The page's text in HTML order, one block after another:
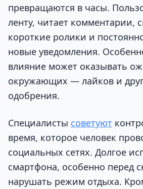
превращаются в часы.
ленту, читает комментарии,
короткие ролики и
новые уведомления.
влияние может оказывать
окружающих — лайков и
одобрения.
Специалисты советуют
время, которое человек
социальных сетях. Долгое
смартфона, особенно перед
нарушать режим отдыха.